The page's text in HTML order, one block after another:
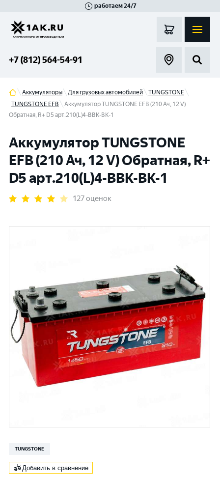
работаем 24/7
+7 (812) 564-54-91
Аккумуляторы Для грузовых автомобилей
TUNGSTONE
TUNGSTONE EFB
Аккумулятор TUNGSTONE EFB (210 Ач, 12 V)
Обратная, R+ D5 арт.210(L)4-ВBK-BK-1
Аккумулятор TUNGSTONE
EFB (210 Ач, 12 V) Обратная, R+
D5 арт.210(L)4-ВBK-BK-1
127 оценок
TUNGSTONE
Добавить в сравнение
Гатчина